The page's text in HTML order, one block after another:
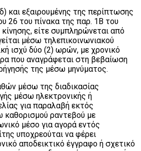
και εξαιρουμένης της περίπτωσης
26 του πίνακα της παρ. 1Β του
είτε συμπληρώνεται από
μέσω τηλεπικοινωνιακού
ισχύ δύο (2) ωρών, με χρονικό
που αναγράφεται στη βεβαίωση
της μέσω μηνύματος.
μέσω της διαδικασίας
μέσω ηλεκτρονικής ή
για παραλαβή εκτός
ραντεβού με
μέσο για αγορά εντός
υποχρεούται να φέρει
αποδεικτικό έγγραφο ή σχετικό